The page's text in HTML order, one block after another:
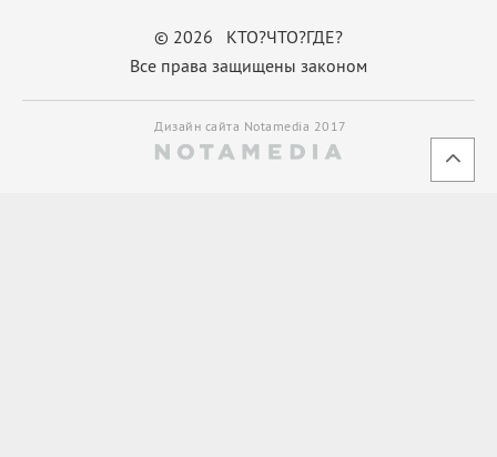
© 2026 КТО?ЧТО?ГДЕ?
Все права защищены законом
Дизайн сайта Notamedia 2017